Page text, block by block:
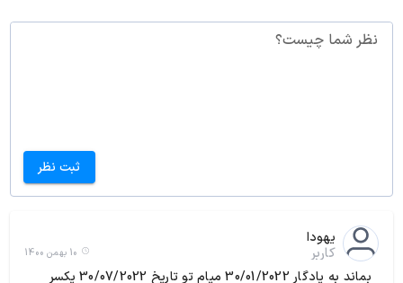
نظر شما چیست؟
ثبت نظر
یهودا
کاربر 10 بهمن 1400
بماند به یادگار 30/01/2022 میام تو تاریخ 30/07/2022 یکسر